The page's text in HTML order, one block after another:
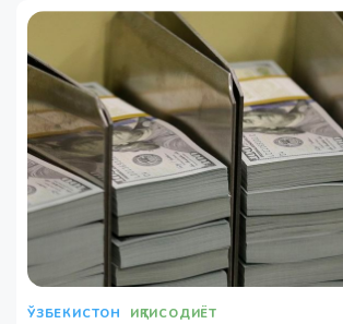
ЎЗБЕКИСТОН ИҚТИСОДИЁТ